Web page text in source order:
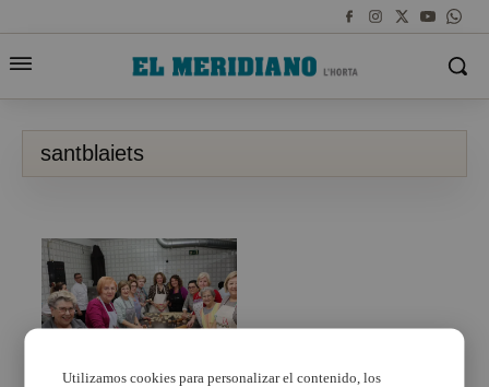
santblaiets
Utilizamos cookies para personalizar el contenido, los